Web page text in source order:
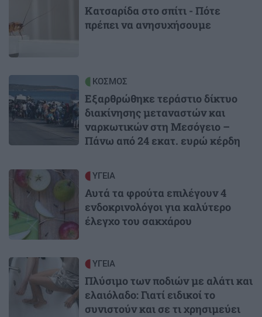
Κατσαρίδα στο σπίτι - Πότε
πρέπει να ανησυχήσουμε
ΚΟΣΜΟΣ
Εξαρθρώθηκε τεράστιο δίκτυο
διακίνησης μεταναστών και
ναρκωτικών στη Μεσόγειο –
Πάνω από 24 εκατ. ευρώ κέρδη
Image ΥΓΕΙΑ
Αυτά τα φρούτα επιλέγουν 4
ενδοκρινολόγοι για καλύτερο
έλεγχο του σακχάρου
Image ΥΓΕΙΑ
Πλύσιμο των ποδιών με αλάτι και
ελαιόλαδο: Γιατί ειδικοί το
συνιστούν και σε τι χρησιμεύει